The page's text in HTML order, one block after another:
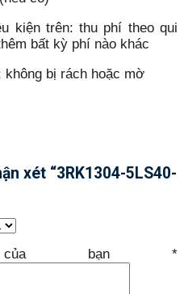
kiện trên: thu phí theo qui
bất kỳ phí nào khác
không bị rách hoặc mờ
xét “3RK1304-5LS40-
của bạn *